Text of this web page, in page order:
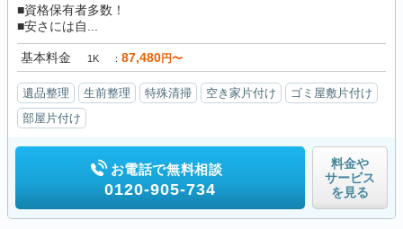
■資格保有者多数！
■安さには自...
基本料金 1K 87,480円〜
遺品整理 生前整理 特殊清掃 空き家片付け
ゴミ屋敷片付け
部屋片付け
お電話で無料相談
0120-905-734
料金や
サービス
を見る